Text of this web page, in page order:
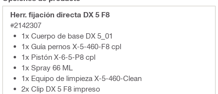
Herr. fijación directa DX 5 F8
#2142307
1x Cuerpo de base DX 5_01
1x Guía pernos X-5-460-F8 cpl
1x Pistón X-6-5-P8 cpl
1x Spray 66 ML
1x Equipo de limpieza X-5-460-Clean
2x Clip DX 5 F8 impreso